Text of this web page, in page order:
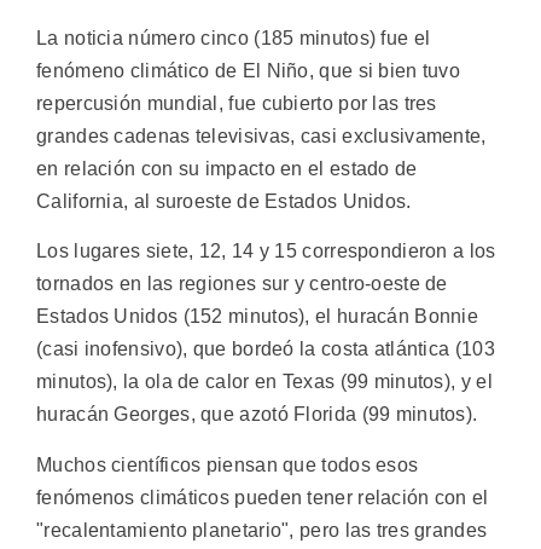
La noticia número cinco (185 minutos) fue el
fenómeno climático de El Niño, que si bien tuvo
repercusión mundial, fue cubierto por las tres
grandes cadenas televisivas, casi exclusivamente,
en relación con su impacto en el estado de
California, al suroeste de Estados Unidos.
Los lugares siete, 12, 14 y 15 correspondieron a los
tornados en las regiones sur y centro-oeste de
Estados Unidos (152 minutos), el huracán Bonnie
(casi inofensivo), que bordeó la costa atlántica (103
minutos), la ola de calor en Texas (99 minutos), y el
huracán Georges, que azotó Florida (99 minutos).
Muchos científicos piensan que todos esos
fenómenos climáticos pueden tener relación con el
"recalentamiento planetario", pero las tres grandes